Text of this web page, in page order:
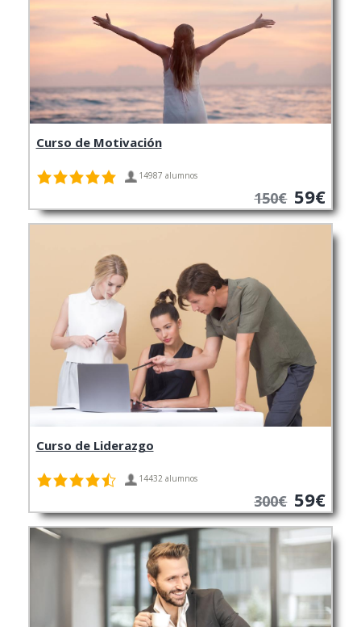
Curso de Motivación
14987 alumnos
150€ 59€
Curso de Liderazgo
14432 alumnos
300€ 59€